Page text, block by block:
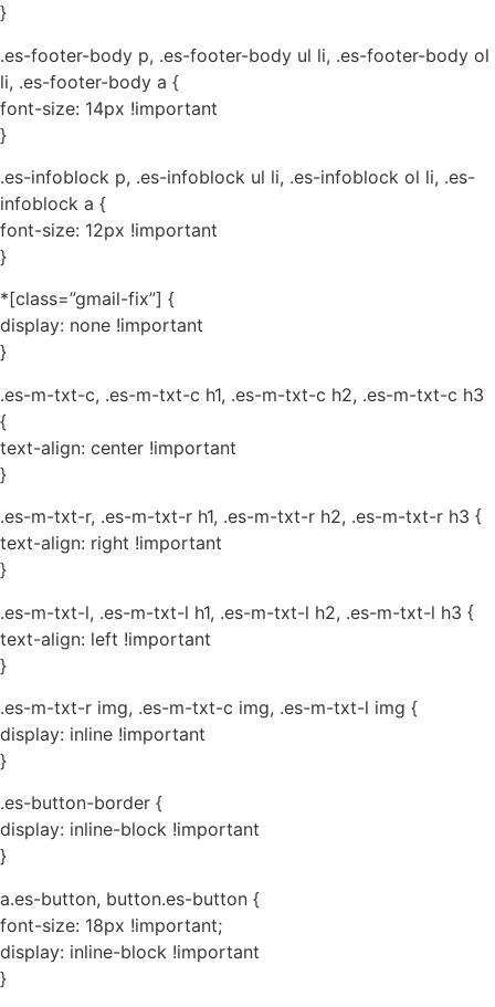
}
.es-footer-body p, .es-footer-body ul li, .es-footer-body ol
li, .es-footer-body a {
font-size: 14px !important
}
.es-infoblock p, .es-infoblock ul li, .es-infoblock ol li, .es-
infoblock a {
font-size: 12px !important
}
*[class=”gmail-fix”] {
display: none !important
}
.es-m-txt-c, .es-m-txt-c h1, .es-m-txt-c h2, .es-m-txt-c h3
{
text-align: center !important
}
.es-m-txt-r, .es-m-txt-r h1, .es-m-txt-r h2, .es-m-txt-r h3 {
text-align: right !important
}
.es-m-txt-l, .es-m-txt-l h1, .es-m-txt-l h2, .es-m-txt-l h3 {
text-align: left !important
}
.es-m-txt-r img, .es-m-txt-c img, .es-m-txt-l img {
display: inline !important
}
.es-button-border {
display: inline-block !important
}
a.es-button, button.es-button {
font-size: 18px !important;
display: inline-block !important
}